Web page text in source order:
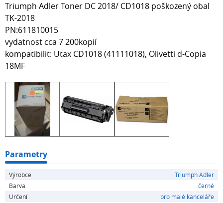
Triumph Adler Toner DC 2018/ CD1018 poškozený obal
TK-2018
PN:611810015
vydatnost cca 7 200kopií
kompatibilit: Utax CD1018 (41111018), Olivetti d-Copia
18MF
Parametry
Výrobce
Triumph Adler
Barva
černé
Určení
pro malé kanceláře